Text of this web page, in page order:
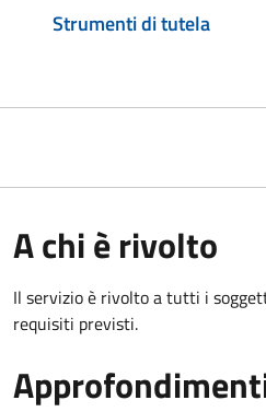
Strumenti di tutela
A chi è rivolto
Il servizio è rivolto a tutti i
requisiti previsti.